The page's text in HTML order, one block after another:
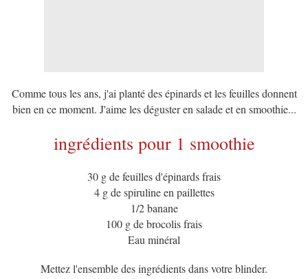
Comme tous les ans, j'ai planté des épinards et les feuilles donnent
bien en ce moment. J'aime les déguster en salade et en smoothie...
ingrédients pour 1 smoothie
30 g de feuilles d'épinards frais
4 g de spiruline en paillettes
1/2 banane
100 g de brocolis frais
Eau minéral
Mettez l'ensemble des ingrédients dans votre blinder.